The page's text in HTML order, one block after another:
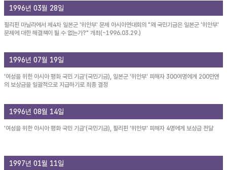
1996년 03월 28일
필리핀 마닐라에서 제4차 일본군 '위안부' 문제 아시아연대회의 "왜 국민기금은 일본군 '위안부'
문제에 대한 해결책이 될 수 없는가?" 개최(~1996.03.29.)
1996년 07월 19일
'여성을 위한 아시아 평화 국민 기금'(국민기금), 일본군 '위안부' 피해자 300여명에게 200만엔
의 보상금을 일괄적으로 지급하기로 최종 결정
1996년 08월 14일
'여성을 위한 아시아 평화 국민 기금'(국민기금), 필리핀 '위안부' 피해자 4명에게 보상금 전달
1997년 01월 11일